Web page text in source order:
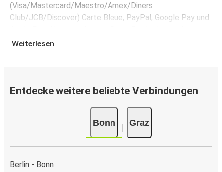
(Visa/Mastercard/Maestro/Amex/Diners
Club/JCB/Discover) Carte Bleue, PayPal, Google Pay und
Verkaufsstelle in bar bezahlen.
Weiterlesen
Entdecke weitere beliebte Verbindungen
Bonn Graz
Berlin - Bonn